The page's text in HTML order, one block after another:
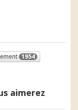
1954
aimerez